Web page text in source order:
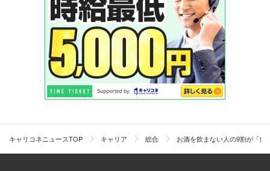
キャリコネニュースTOP キャリア 総合 お酒を飲まない人の9割が「